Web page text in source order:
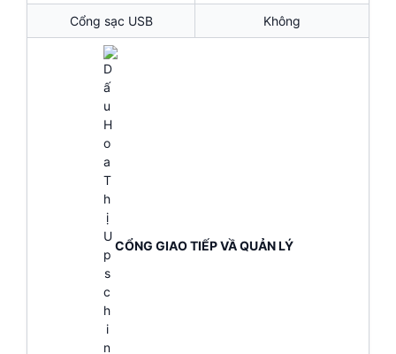
Cổng sạc USB Không
CỔNG GIAO TIẾP VẦ QUẢN LÝ